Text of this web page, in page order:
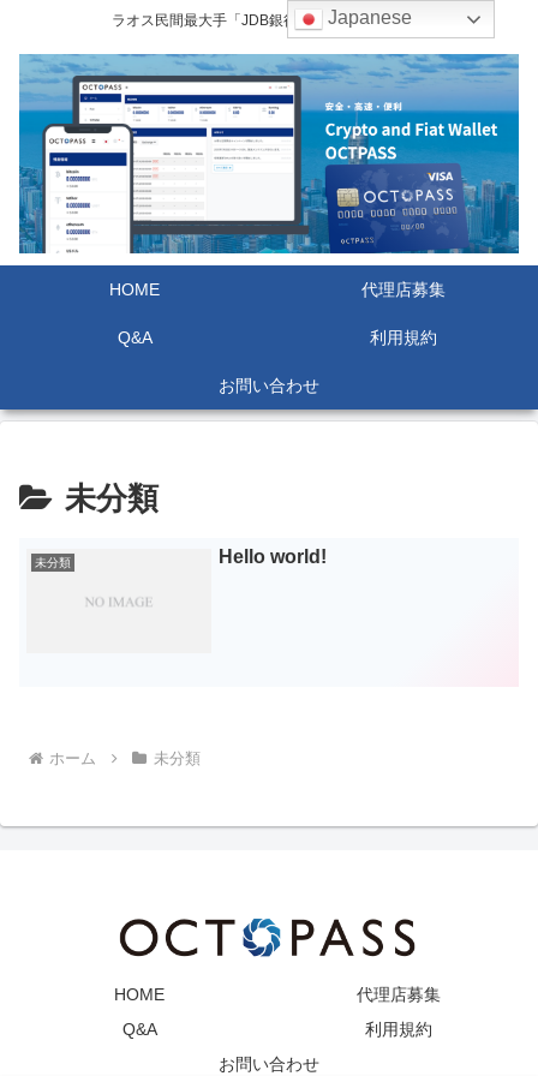
ラオス民間最大手「JDB銀行」口座開設サポート
HOME 代理店募集
Q&A 利用規約
お問い合わせ
未分類
未分類 Hello world!
ホーム 未分類
HOME
代理店募集
Q&A
利用規約
お問い合わせ
Japanese